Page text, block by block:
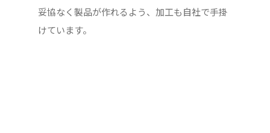
妥協なく製品が作れるよう、加工も自社で手掛
けています。